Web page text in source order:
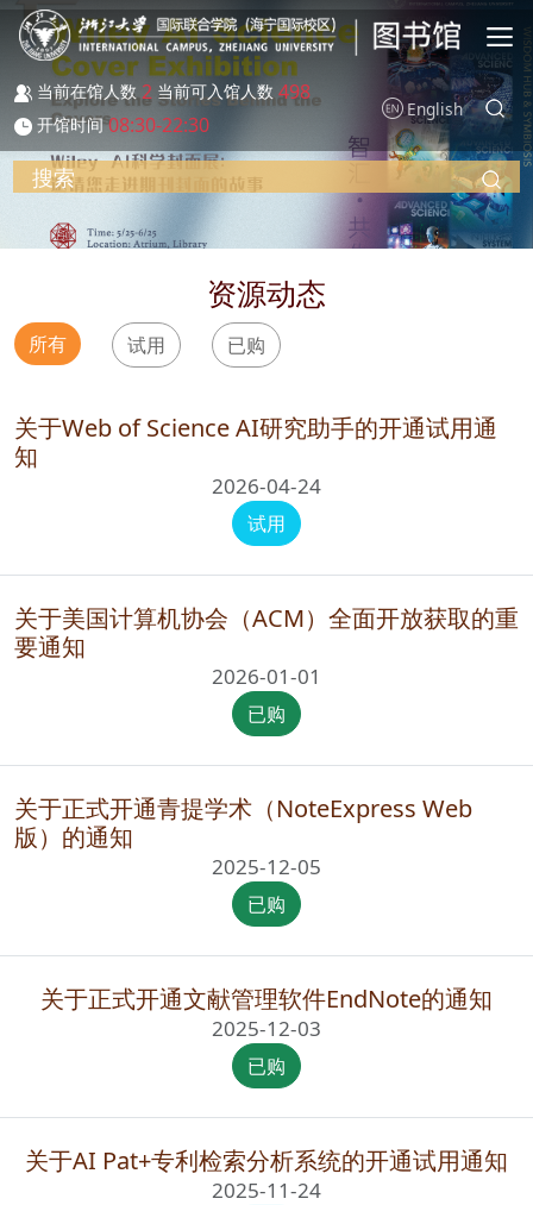
跳转到主要内容
当前在馆人数 2 当前可入馆人数 498
开馆时间 08:30-22:30
English
搜索
资源动态
所有 试用 已购
关于Web of Science AI研究助手的开通试用通
知
2026-04-24
试用
关于美国计算机协会（ACM）全面开放获取的重
要通知
2026-01-01
已购
关于正式开通青提学术（NoteExpress Web
版）的通知
2025-12-05
已购
关于正式开通文献管理软件EndNote的通知
2025-12-03
已购
关于AI Pat+专利检索分析系统的开通试用通知
2025-11-24